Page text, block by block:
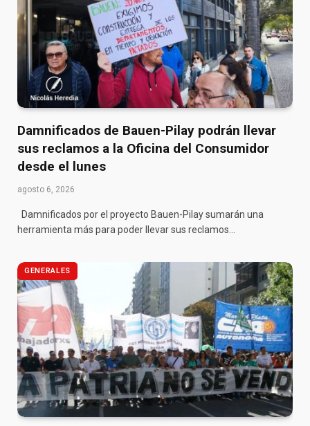
Damnificados de Bauen-Pilay podrán llevar
sus reclamos a la Oficina del Consumidor
desde el lunes
agosto 6, 2026
Damnificados por el proyecto Bauen-Pilay sumarán una
herramienta más para poder llevar sus reclamos…
GENERALES